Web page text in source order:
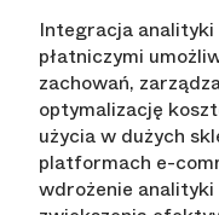
Integracja
płatniczymi
zachowań,
optymalizację
użycia w dużych
platformach e-
wdrożenie